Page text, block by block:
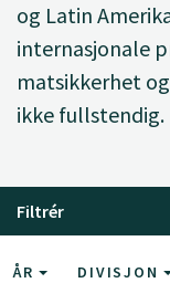
og Latin
internasjonale
matsikkerhet
ikke fullstendig.
Filtrér
ÅR DIVISJON